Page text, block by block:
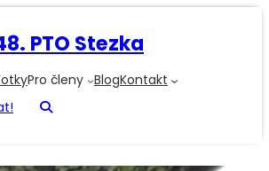
PTO Stezka
Pro členy BlogKontakt